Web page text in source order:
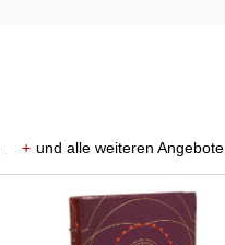
+ und alle weiteren Angebote